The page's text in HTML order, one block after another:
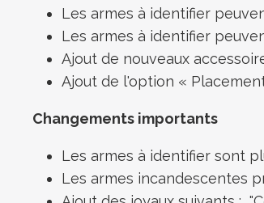
Les armes à identifier
Les armes à identifier
Ajout de nouveaux
Ajout de l'option «
Changements importants
Les armes à identifier sont
Les armes incandescentes